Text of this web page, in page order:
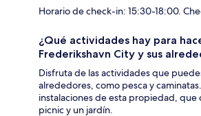
Horario de check-in: 15:30-18:00.
¿Qué actividades hay para
Frederikshavn City y sus
Disfruta de las actividades que
alrededores, como pesca y
instalaciones de esta propiedad, que
picnic y un jardín.